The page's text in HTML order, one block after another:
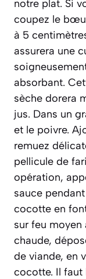
notre plat. Si
coupez le
à 5
assurera une
absorbant.
sèche dorera
jus. Dans un
et le poivre.
remuez
pellicule de
opération,
sauce
cocotte en
sur feu moyen
chaude,
de viande, en
cocotte. Il faut